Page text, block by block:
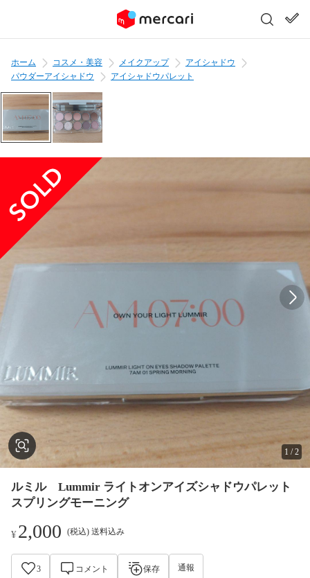
ホーム コスメ・美容 メイクアップ
アイシャドウ
パウダーアイシャドウ
アイシャドウパレット
1 /2
ルミル Lummir ライトオンアイズシャドウパレット
スプリングモーニング
¥2,000 (税込) 送料込み
3 コメント 保存 通報